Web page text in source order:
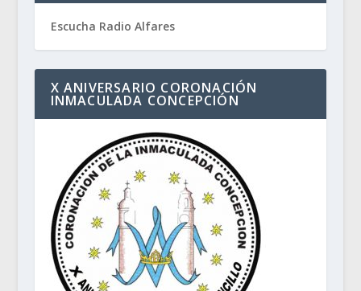
Escucha Radio Alfares
X ANIVERSARIO CORONACIÓN
INMACULADA CONCEPCIÓN